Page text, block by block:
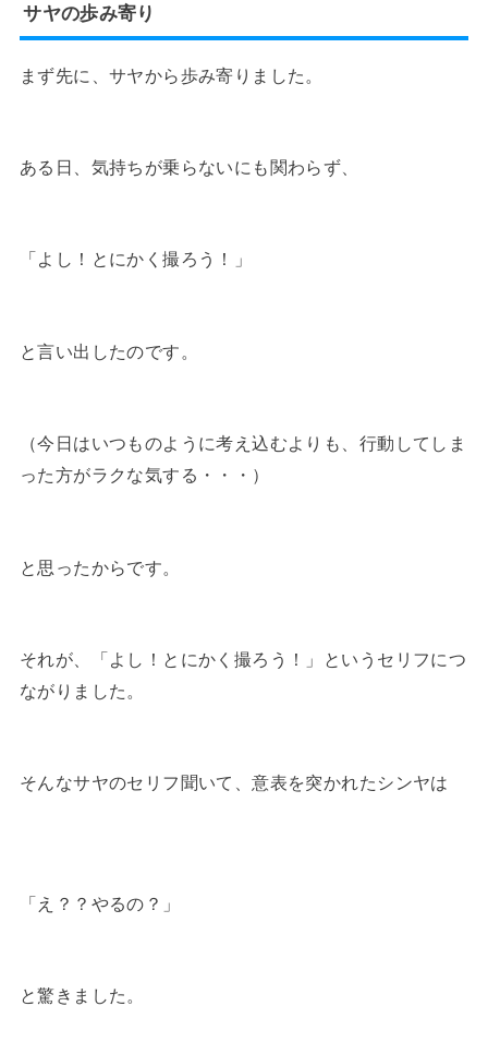
サヤの歩み寄り
まず先に、サヤから歩み寄りました。
ある日、気持ちが乗らないにも関わらず、
「よし！とにかく撮ろう！」
と言い出したのです。
（今日はいつものように考え込むよりも、行動してしま
った方がラクな気する・・・）
と思ったからです。
それが、「よし！とにかく撮ろう！」というセリフにつ
ながりました。
そんなサヤのセリフ聞いて、意表を突かれたシンヤは
「え？？やるの？」
と驚きました。